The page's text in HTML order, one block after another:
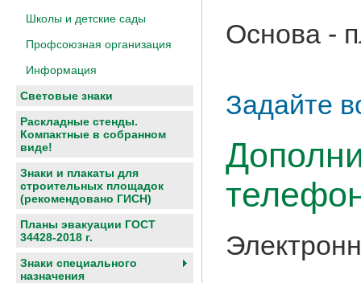
Школы и детские сады
Профсоюзная организация
Информация
Световые знаки
Раскладные стенды.
Компактные в собранном
виде!
Знаки и плакаты для
строительных площадок
(рекомендовано ГИСН)
Планы эвакуации ГОСТ
34428-2018 г.
Знаки специального
назначения
Основа -
Задайте